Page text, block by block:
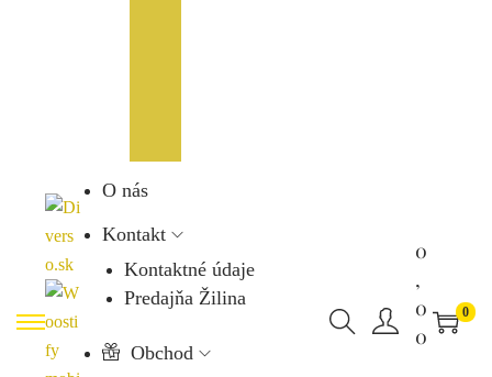
O nás
Kontakt
Kontaktné údaje
Predajňa Žilina
Obchod
0
,
0
0
0